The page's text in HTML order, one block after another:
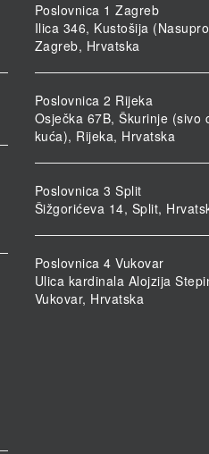
Poslovnica 1 Zagreb
Ilica 346, Kustošija
Zagreb, Hrvatska
Poslovnica 2 Rijeka
Osječka 67B, Škurinje (sivo
kuća), Rijeka, Hrvatska
Poslovnica 3 Split
Šižgorićeva 14, Split,
Poslovnica 4 Vukovar
Ulica kardinala Alojzija
Vukovar, Hrvatska